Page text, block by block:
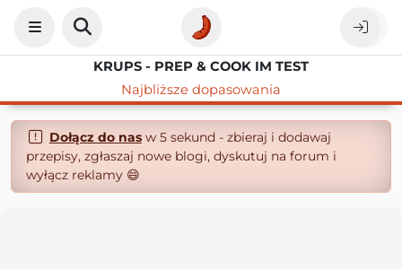
KRUPS - PREP & COOK IM TEST
Najbliższe dopasowania
Dołącz do nasw 5 sekund - zbieraj i dodawaj
przepisy, zgłaszaj nowe blogi, dyskutuj na forum i
wyłącz reklamy 😄